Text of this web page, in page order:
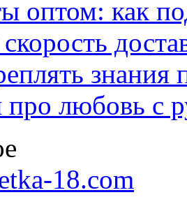
оптом: как
знания
любовь с
18.com